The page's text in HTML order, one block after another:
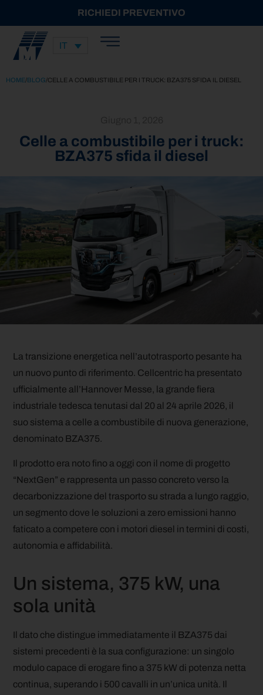
RICHIEDI PREVENTIVO
IT
HOME/BLOG/CELLE A COMBUSTIBILE PER I TRUCK: BZA375 SFIDA IL DIESEL
Celle a combustibile per i truck:
BZA375 sfida il diesel
La transizione energetica nell’autotrasporto pesante ha
un nuovo punto di riferimento. Cellcentric ha presentato
ufficialmente all’Hannover Messe, la grande fiera
industriale tedesca tenutasi dal 20 al 24 aprile 2026, il
suo sistema a celle a combustibile di nuova generazione,
denominato BZA375.
Il prodotto era noto fino a oggi con il nome di progetto
“NextGen” e rappresenta un passo concreto verso la
decarbonizzazione del trasporto su strada a lungo raggio,
un segmento dove le soluzioni a zero emissioni hanno
faticato a competere con i motori diesel in termini di costi,
autonomia e affidabilità.
Un sistema, 375 kW, una
sola unità
Il dato che distingue immediatamente il BZA375 dai
sistemi precedenti è la sua configurazione: un singolo
modulo capace di erogare fino a 375 kW di potenza netta
continua, superando i 500 cavalli in un’unica unità. Il